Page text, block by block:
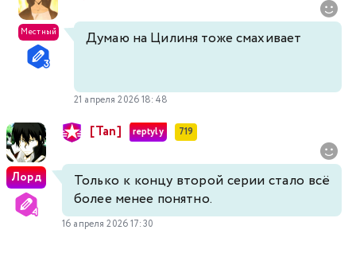
Местный Думаю на Цилиня тоже смахивает
21 апреля 2026 18:48
Лорд
[Tan] reptyly 719
Только к концу второй серии стало всё
более менее понятно.
16 апреля 2026 17:30